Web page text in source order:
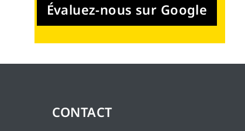
Évaluez-nous sur Google
CONTACT